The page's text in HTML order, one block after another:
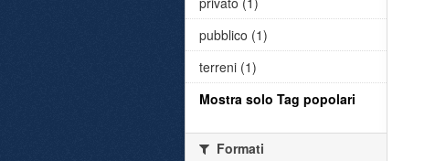
pubblico (1)
terreni (1)
Mostra solo Tag popolari
Formati